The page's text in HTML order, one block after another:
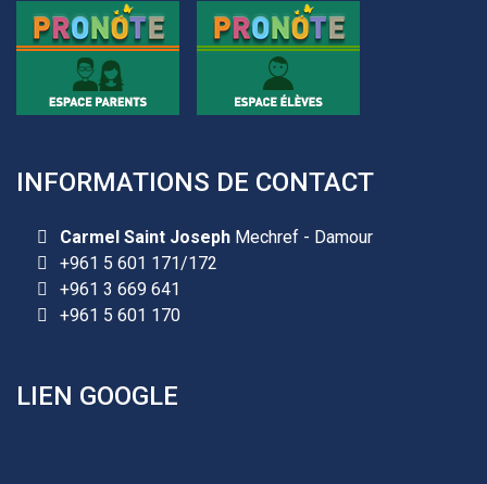
INFORMATIONS DE CONTACT
Carmel Saint Joseph Mechref - Damour
+961 5 601 171/172
+961 3 669 641
+961 5 601 170
LIEN GOOGLE